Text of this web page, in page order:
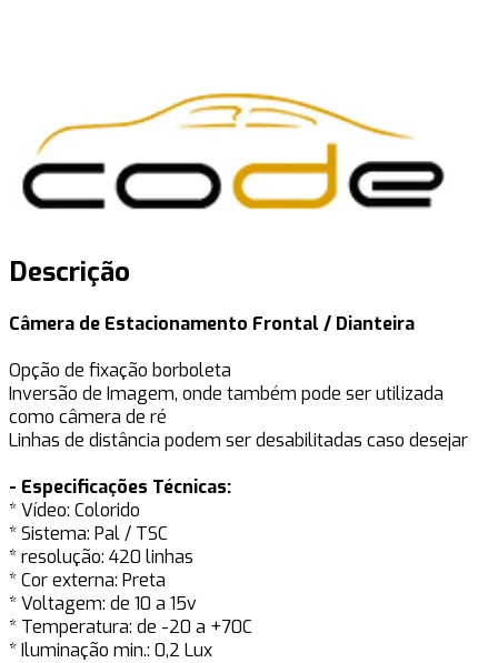
Descrição
Câmera de Estacionamento Frontal / Dianteira
Opção de fixação borboleta
Inversão de Imagem, onde também pode ser utilizada
como câmera de ré
Linhas de distância podem ser desabilitadas caso desejar
- Especificações Técnicas:
* Vídeo: Colorido
* Sistema: Pal / TSC
* resolução: 420 linhas
* Cor externa: Preta
* Voltagem: de 10 a 15v
* Temperatura: de -20 a +70C
* Iluminação min.: 0,2 Lux